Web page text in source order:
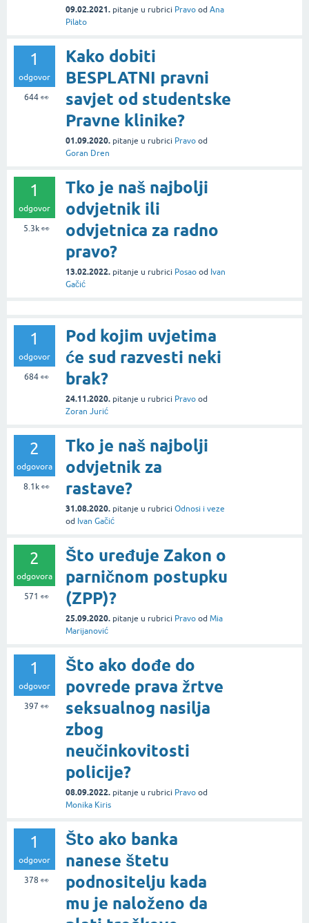
09.02.2021. pitanje u rubrici Pravo od Ana
Pilato
1
odgovor
644👀
Kako dobiti
BESPLATNI pravni
savjet od studentske
Pravne klinike?
01.09.2020. pitanje u rubrici Pravo od
Goran Dren
1
odgovor
5.3k👀
Tko je naš najbolji
odvjetnik ili
odvjetnica za radno
pravo?
13.02.2022. pitanje u rubrici Posao od Ivan
Gačić
1
odgovor
684👀
Pod kojim uvjetima
će sud razvesti neki
brak?
24.11.2020. pitanje u rubrici Pravo od
Zoran Jurić
2
odgovora
8.1k👀
Tko je naš najbolji
odvjetnik za
rastave?
31.08.2020. pitanje u rubrici Odnosi i veze
od Ivan Gačić
2
odgovora
571 👀
Što uređuje Zakon o
parničnom postupku
(ZPP)?
25.09.2020. pitanje u rubrici Pravo od Mia
Marijanović
1
odgovor
397 👀
Što ako dođe do
povrede prava žrtve
seksualnog nasilja
zbog
neučinkovitosti
policije?
08.09.2022. pitanje u rubrici Pravo od
Monika Kiris
1
odgovor
378 👀
Što ako banka
nanese štetu
podnositelju kada
mu je naloženo da